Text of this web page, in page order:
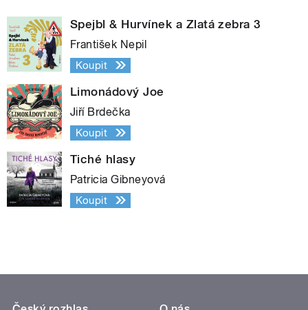
Spejbl & Hurvínek a Zlatá zebra 3
František Nepil
Koupit
Limonádový Joe
Jiří Brdečka
Koupit
Tiché hlasy
Patricia Gibneyová
Koupit